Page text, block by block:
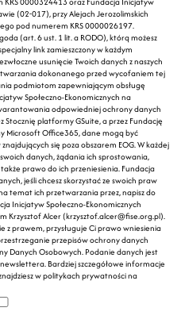
(02-017), przy Alejach Jerozolimskich
pod numerem KRS 0000026197.
(art. 6 ust. 1 lit. a RODO), którą możesz
link zamieszczony w każdym
usunięcie Twoich danych z naszych
dokonanego przed wycofaniem tej
podmiotom zapewniającym obsługę
Społeczno-Ekonomicznych na
odpowiedniej ochrony danych
Stocznię platformy GSuite, a przez Fundację
Office365, dane mogą być
się poza obszarem EOG. W każdej
danych, żądania ich sprostowania,
prawo do ich przeniesienia. Fundacja
jeśli chcesz skorzystać ze swoich praw
temat ich przetwarzania przez, napisz do
z prawem, przysługuje Ci prawo wniesienia
przepisów ochrony danych
Danych Osobowych. Podanie danych jest
Bardziej szczegółowe informacje
w politykach prywatności na